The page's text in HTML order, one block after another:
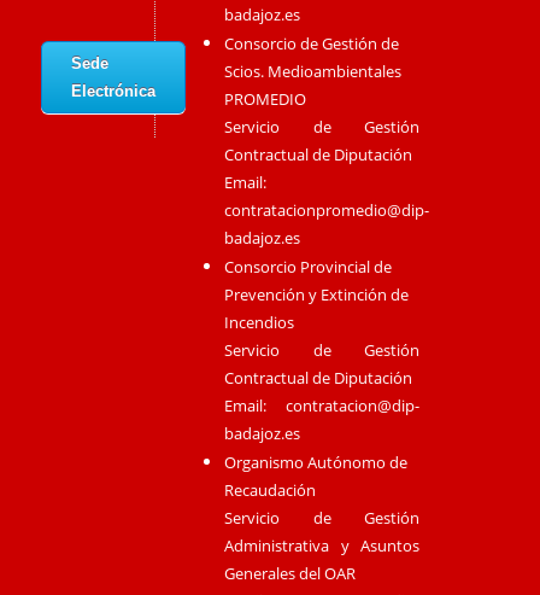
Sede
Electrónica
badajoz.es
Consorcio de Gestión de
Scios. Medioambientales
PROMEDIO
Servicio de Gestión
Contractual de Diputación
Email:
contratacionpromedio@dip-
badajoz.es
Consorcio Provincial de
Prevención y Extinción de
Incendios
Servicio de Gestión
Contractual de Diputación
Email:contratacion@dip-
badajoz.es
Organismo Autónomo de
Recaudación
Servicio de Gestión
Administrativa y Asuntos
Generales del OAR